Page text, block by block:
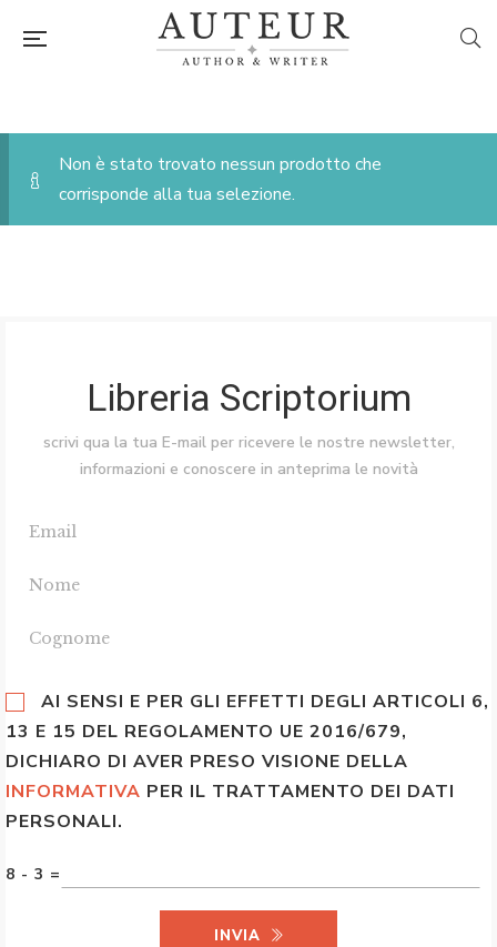
Non è stato trovato nessun prodotto che
corrisponde alla tua selezione.
Libreria Scriptorium
scrivi qua la tua E-mail per ricevere le nostre newsletter,
informazioni e conoscere in anteprima le novità
AI SENSI E PER GLI EFFETTI DEGLI ARTICOLI 6,
13 E 15 DEL REGOLAMENTO UE 2016/679,
DICHIARO DI AVER PRESO VISIONE DELLA
INFORMATIVA PER IL TRATTAMENTO DEI DATI
PERSONALI.
8 - 3 =
INVIA